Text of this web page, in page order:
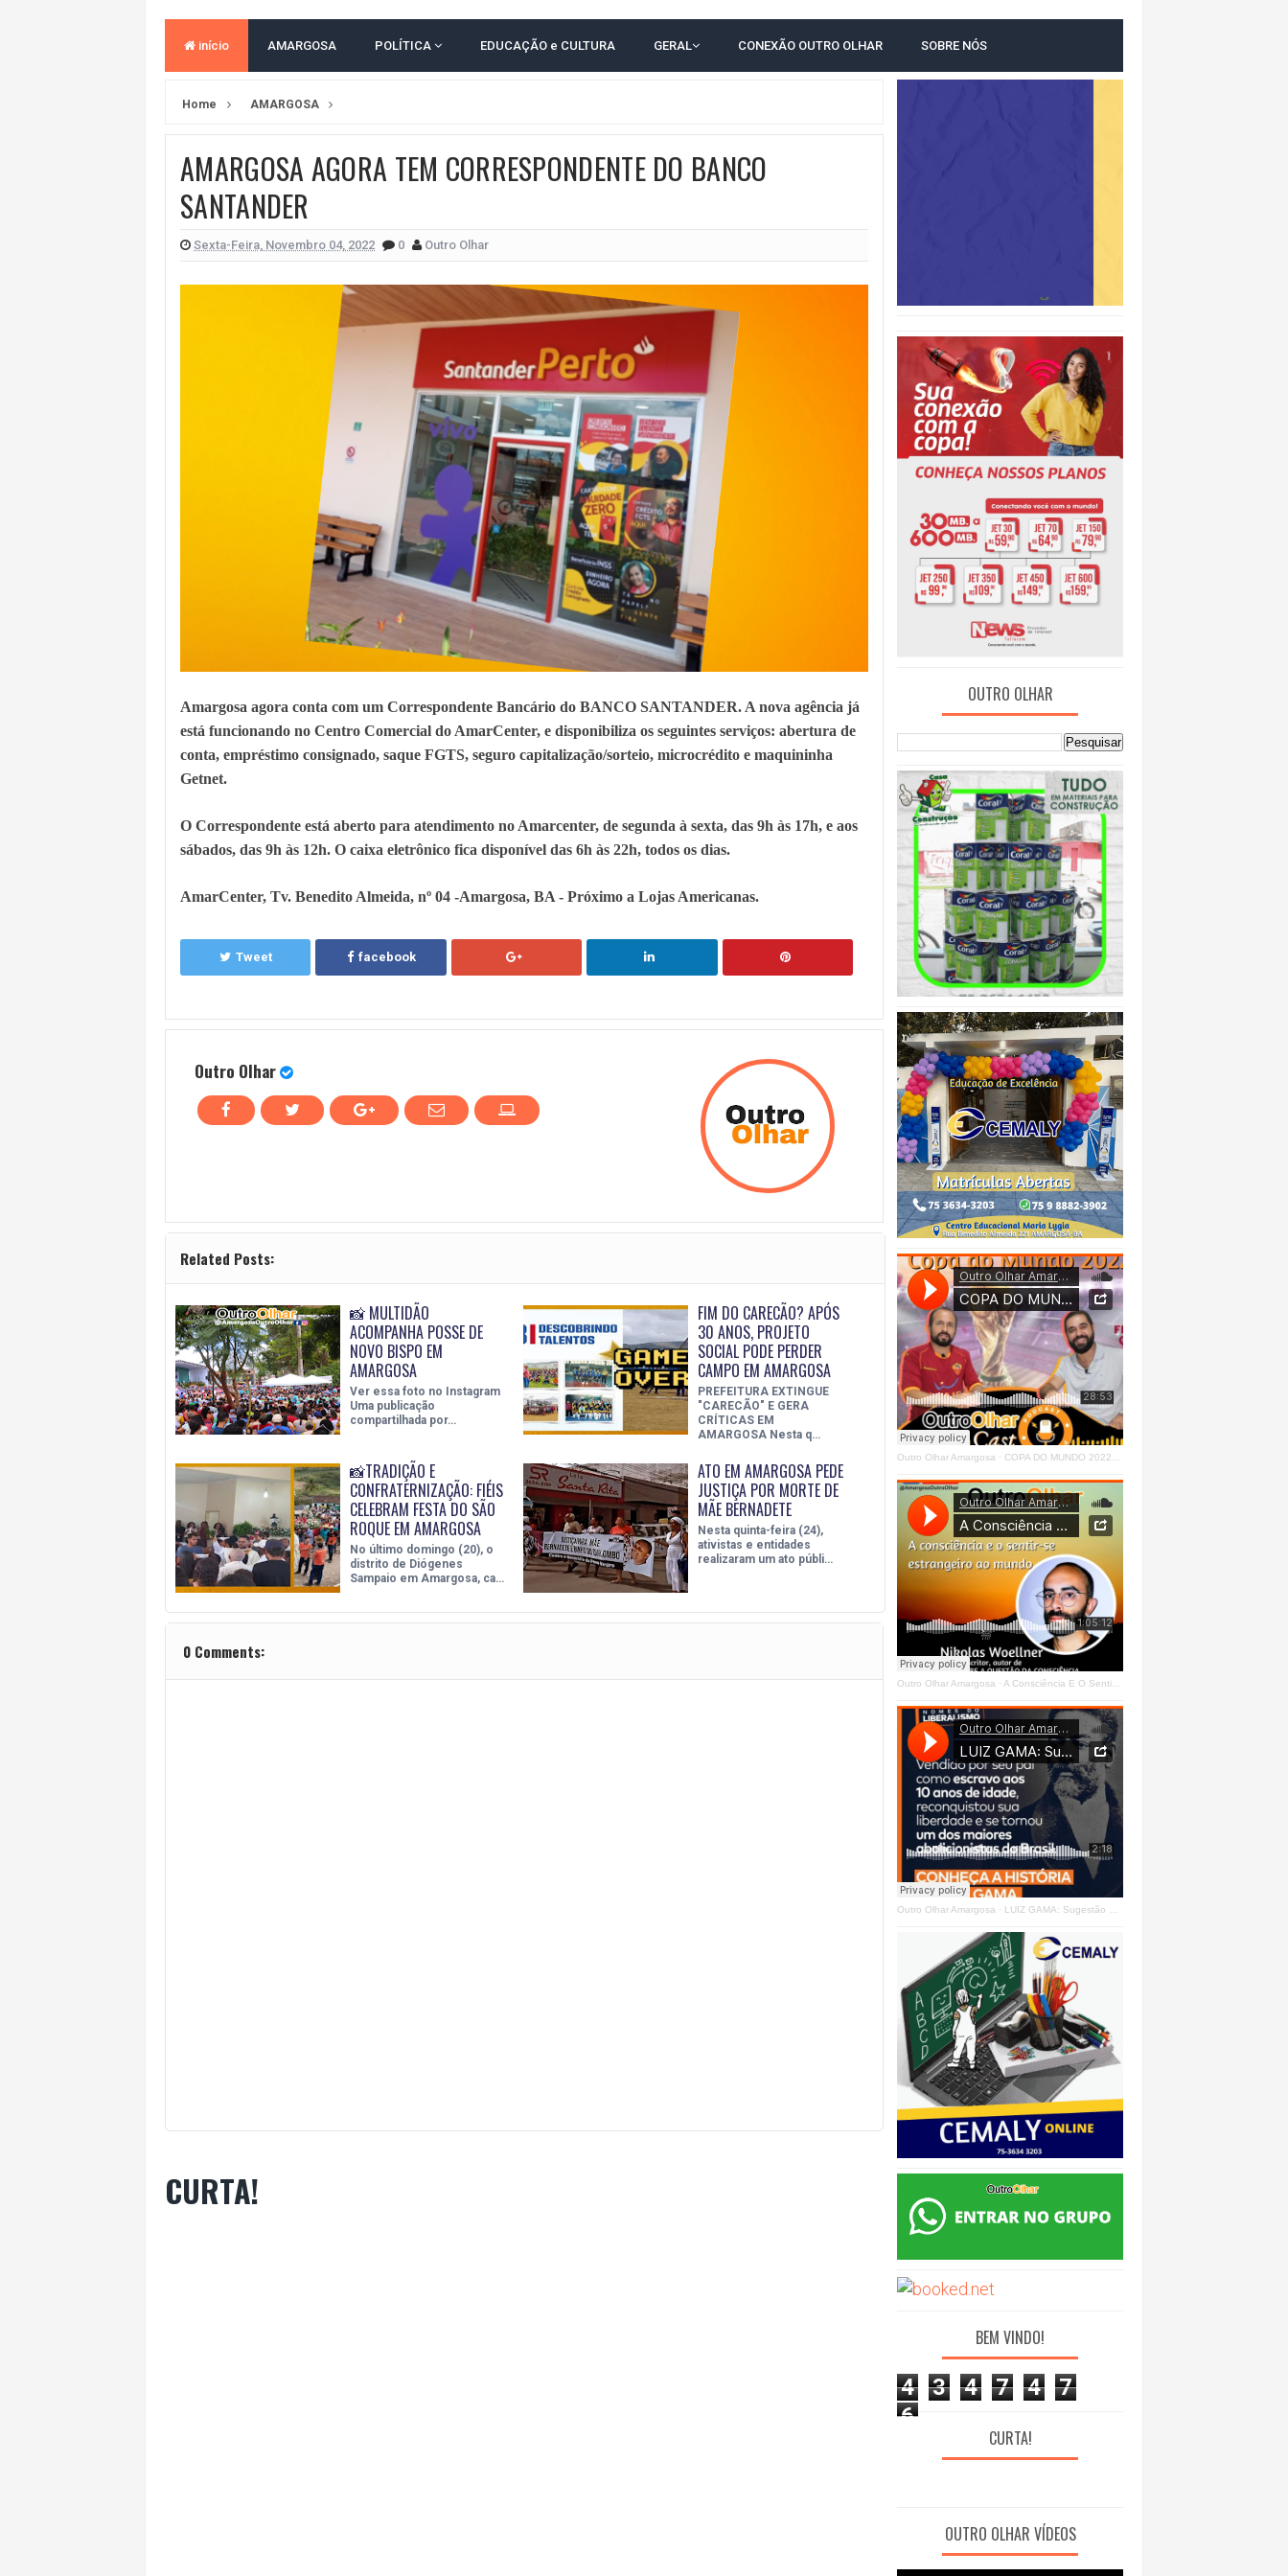
ACM NETO LIDERA EM TODOS OS CENÁRIOS DA NOVA PESQUISA PARANÁ PARA O GOVERNO DA BAHIA
LEVARAM CELULARES: Prefeito e presidente de Câmara são furtados em convenção do PT na Bahia
CONVENÇÃO DO PT MARCA INÍCIO DA CAMPANHA DE JERÔNIMO COM DISCURSO MODERADO DE LULA
início AMARGOSA POLÍTICA EDUCAÇÃO e CULTURA GERAL CONEXÃO OUTRO OLHAR SOBRE NÓS
Home AMARGOSA
AMARGOSA AGORA TEM CORRESPONDENTE DO BANCO
SANTANDER
Sexta-Feira, Novembro 04, 2022 0 Outro Olhar
Amargosa agora conta com um Correspondente Bancário do BANCO SANTANDER. A nova agência já
está funcionando no Centro Comercial do AmarCenter, e disponibiliza os seguintes serviços: abertura de
conta, empréstimo consignado, saque FGTS, seguro capitalização/sorteio, microcrédito e maquininha
Getnet.
O Correspondente está aberto para atendimento no Amarcenter, de segunda à sexta, das 9h às 17h, e aos
sábados, das 9h às 12h. O caixa eletrônico fica disponível das 6h às 22h, todos os dias.
AmarCenter, Tv. Benedito Almeida, nº 04 -Amargosa, BA - Próximo a Lojas Americanas.
Tweet facebook
Outro Olhar
Related Posts:
📸 MULTIDÃO
ACOMPANHA POSSE DE
NOVO BISPO EM
AMARGOSA
Ver essa foto no Instagram
Uma publicação
compartilhada por…
FIM DO CARECÃO? APÓS
30 ANOS, PROJETO
SOCIAL PODE PERDER
CAMPO EM AMARGOSA
PREFEITURA EXTINGUE
"CARECÃO" E GERA
CRÍTICAS EM
AMARGOSA Nesta q…
📸TRADIÇÃO E
CONFRATERNIZAÇÃO: FIÉIS
CELEBRAM FESTA DO SÃO
ROQUE EM AMARGOSA
No último domingo (20), o
distrito de Diógenes
Sampaio em Amargosa, ca…
ATO EM AMARGOSA PEDE
JUSTIÇA POR MORTE DE
MÃE BERNADETE
Nesta quinta-feira (24),
ativistas e entidades
realizaram um ato públi…
0 Comments:
CURTA!
OUTRO OLHAR
Outro Olhar Amargosa · COPA DO MUNDO 2022 - OUTRO OLHAR CAST #O1 Right
Outro Olhar Amargosa · A Consciência E O Sentir - Se Estrangeiro Ao Mundo
Outro Olhar Amargosa · LUIZ GAMA: Sugestão Outro Olhar
BEM VINDO!
4 3 4 7 4
7
6
CURTA!
OUTRO OLHAR VÍDEOS